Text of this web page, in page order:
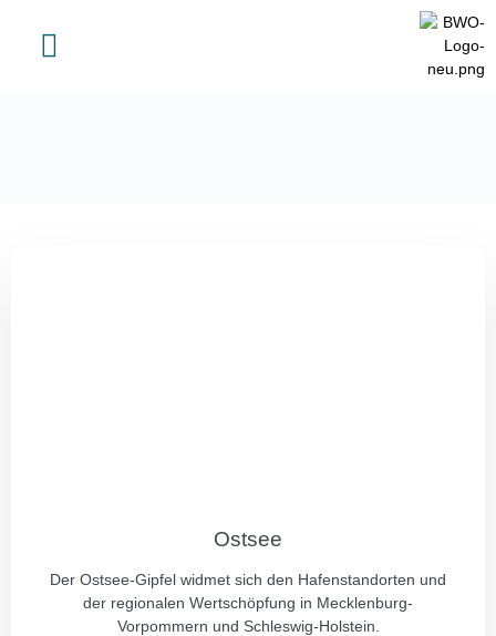
Ostsee
Der Ostsee-Gipfel widmet sich den Hafenstandorten und
der regionalen Wertschöpfung in Mecklenburg-
Vorpommern und Schleswig-Holstein.